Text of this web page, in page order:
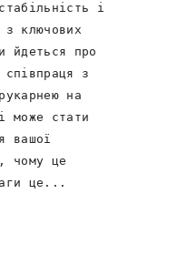
і
з ключових
йдеться про
з
на
може стати
вашої
чому це
це